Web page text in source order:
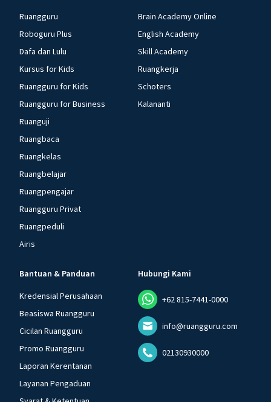
Ruangguru
Roboguru Plus
Dafa dan Lulu
Kursus for Kids
Ruangguru for Kids
Ruangguru for Business
Ruanguji
Ruangbaca
Ruangkelas
Ruangbelajar
Ruangpengajar
Ruangguru Privat
Ruangpeduli
Airis
Brain Academy Online
English Academy
Skill Academy
Ruangkerja
Schoters
Kalananti
Bantuan & Panduan
Kredensial Perusahaan
Beasiswa Ruangguru
Cicilan Ruangguru
Promo Ruangguru
Laporan Kerentanan
Layanan Pengaduan
Hubungi Kami
+62 815-7441-0000
info@ruangguru.com
02130930000